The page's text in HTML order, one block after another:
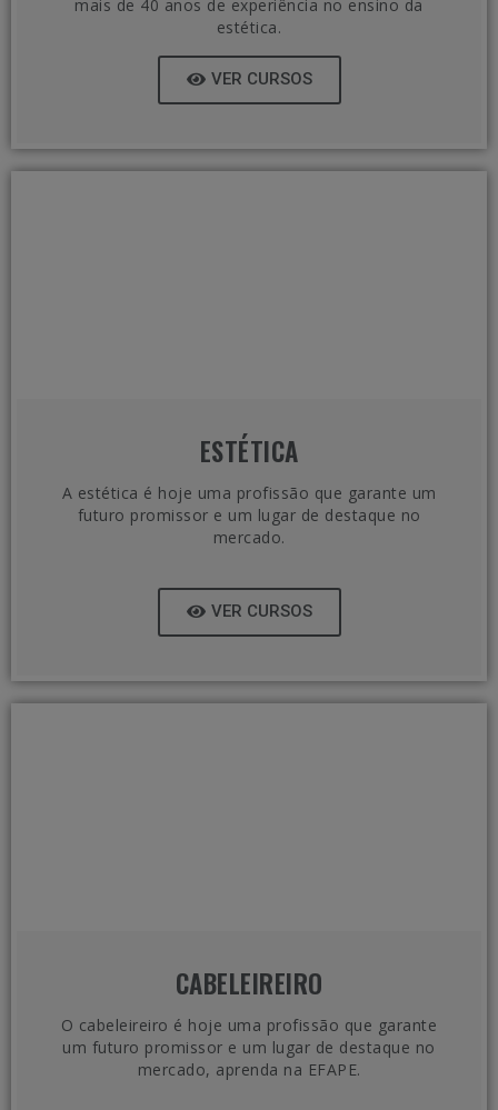
mais de 40 anos de experiência no ensino da
estética.
VER CURSOS
ESTÉTICA
A estética é hoje uma profissão que garante um
futuro promissor e um lugar de destaque no
mercado.
VER CURSOS
CABELEIREIRO
O cabeleireiro é hoje uma profissão que garante
um futuro promissor e um lugar de destaque no
mercado, aprenda na EFAPE.